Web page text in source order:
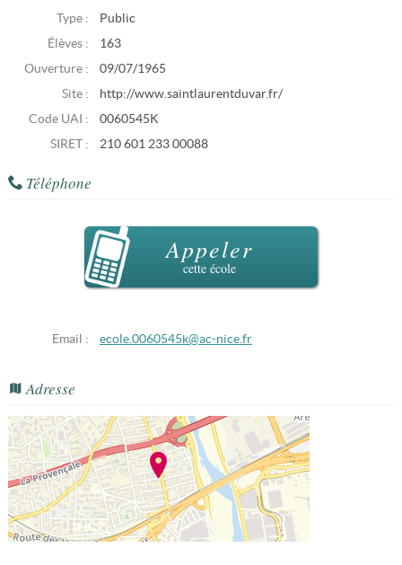
Type :
Public
Élèves :
163
Ouverture :
09/07/1965
Site :
http://www.saintlaurentduvar.fr/
Code UAI :
0060545K
SIRET :
210 601 233 00088
Téléphone
Appeler
cette école
Email : ecole.0060545k@ac-nice.fr
Adresse